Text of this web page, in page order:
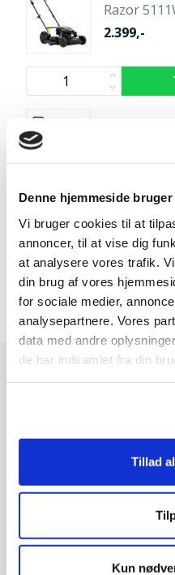
Denne hjemmeside
Vi bruger cookies til at
annoncer, til at vise dig
at analysere vores trafik.
din brug af vores
for sociale medier,
analysepartnere. Vores
data med andre
de har indsamlet fra din
Tillad
Kun
Razor
2.399,-
Premium
Kniv
199,-